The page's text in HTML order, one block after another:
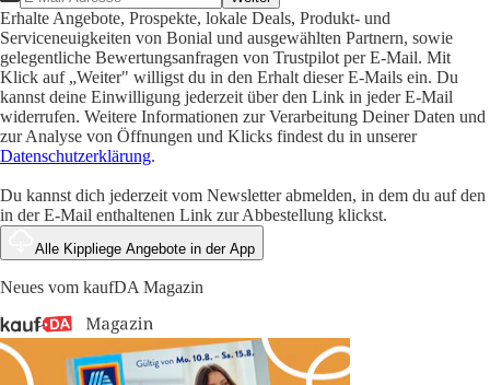
Erhalte Angebote, Prospekte, lokale Deals, Produkt- und
Serviceneuigkeiten von Bonial und ausgewählten Partnern, sowie
gelegentliche Bewertungsanfragen von Trustpilot per E-Mail. Mit
Klick auf „Weiter" willigst du in den Erhalt dieser E-Mails ein. Du
kannst deine Einwilligung jederzeit über den Link in jeder E-Mail
widerrufen. Weitere Informationen zur Verarbeitung Deiner Daten und
zur Analyse von Öffnungen und Klicks findest du in unserer
Datenschutzerklärung.
Du kannst dich jederzeit vom Newsletter abmelden, in dem du auf den
in der E-Mail enthaltenen Link zur Abbestellung klickst.
Alle Kippliege Angebote in der App
Neues vom kaufDA Magazin